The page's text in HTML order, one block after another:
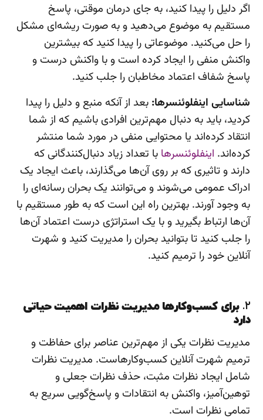
اگر دلیل را پیدا کنید، به جای درمان موقتی، پاسخ
مستقیم به موضوع می‌دهید و به صورت ریشه‌ای مشکل
را حل می‌کنید. موضوعاتی را پیدا کنید که بیشترین
واکنش منفی را ایجاد کرده است و با واکنش درست و
پاسخ شفاف اعتماد مخاطبان را جلب کنید.
شناسایی اینفلوئنسرها: بعد از آنکه منبع و دلیل را پیدا
کردید، باید به دنبال مهم‌ترین افرادی باشیم که از شما
انتقاد کرده‌اند یا محتوایی منفی در مورد شما منتشر
کرده‌اند. اینفلوئنسرها با تعداد زیاد دنبال‌کنندگانی که
دارند و تاثیری که بر روی آن‌ها می‌گذارند، باعث ایجاد یک
ادراک عمومی می‌شوند و می‌توانند یک بحران رسانه‌ای را
به وجود آورند. بهترین راه این است که به طور مستقیم با
آن‌ها ارتباط بگیرید و با یک استراتژی درست اعتماد آن‌ها
را جلب کنید تا بتوانید بحران را مدیریت کنید و شهرت
آنلاین خود را ترمیم کنید.
۲. برای کسب‌وکارها مدیریت نظرات اهمیت حیاتی
دارد
مدیریت نظرات یکی از مهم‌ترین عناصر برای حفاظت و
ترمیم شهرت آنلاین کسب‌وکارهاست. مدیریت نظرات
شامل ایجاد نظرات مثبت، حذف نظرات جعلی و
توهین‌آمیز، واکنش به انتقادات و پاسخ‌گویی سریع به
تمامی نظرات است.